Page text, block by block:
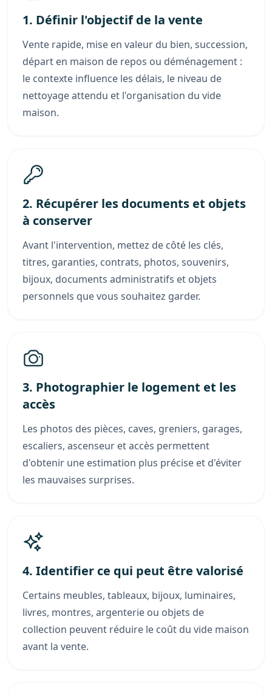
1. Définir l'objectif de la vente
Vente rapide, mise en valeur du bien, succession,
départ en maison de repos ou déménagement :
le contexte influence les délais, le niveau de
nettoyage attendu et l'organisation du vide
maison.
2. Récupérer les documents et objets
à conserver
Avant l'intervention, mettez de côté les clés,
titres, garanties, contrats, photos, souvenirs,
bijoux, documents administratifs et objets
personnels que vous souhaitez garder.
3. Photographier le logement et les
accès
Les photos des pièces, caves, greniers, garages,
escaliers, ascenseur et accès permettent
d'obtenir une estimation plus précise et d'éviter
les mauvaises surprises.
4. Identifier ce qui peut être valorisé
Certains meubles, tableaux, bijoux, luminaires,
livres, montres, argenterie ou objets de
collection peuvent réduire le coût du vide maison
avant la vente.